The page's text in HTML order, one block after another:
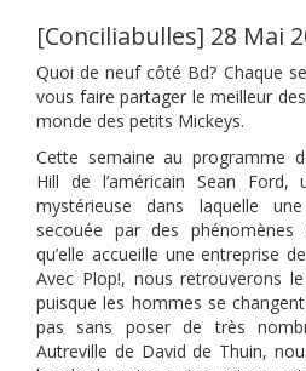
[Conciliabulles] 28 Mai
Quoi de neuf côté Bd? Chaque
vous faire partager le meilleur
monde des petits Mickeys.
Cette semaine au programme
Hill de l’américain Sean
mystérieuse dans laquelle
secouée par des phénomènes
qu’elle accueille une entreprise
Avec Plop!, nous retrouverons
puisque les hommes se
pas sans poser de très
Autreville de David de Thuin,